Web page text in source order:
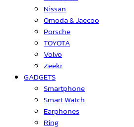
Nissan
Omoda & Jaecoo
Porsche
TOYOTA
Volvo
Zeekr
GADGETS
Smartphone
Smart Watch
Earphones
Ring